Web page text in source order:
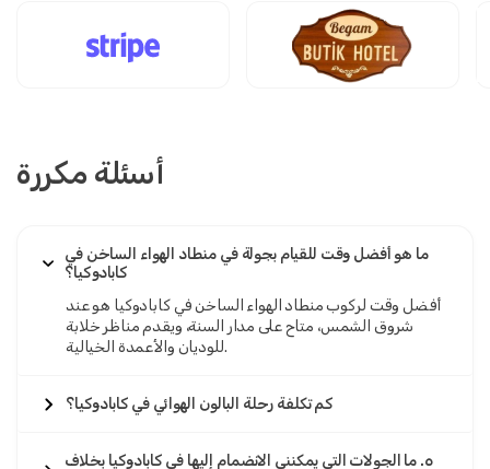
أسئلة مكررة
ما هو أفضل وقت للقيام بجولة في منطاد الهواء الساخن في
كابادوكيا؟
أفضل وقت لركوب منطاد الهواء الساخن في كابادوكيا هو عند
شروق الشمس، متاح على مدار السنة، ويقدم مناظر خلابة
للوديان والأعمدة الخيالية.
كم تكلفة رحلة البالون الهوائي في كابادوكيا؟
٥. ما الجولات التي يمكنني الانضمام إليها في كابادوكيا بخلاف